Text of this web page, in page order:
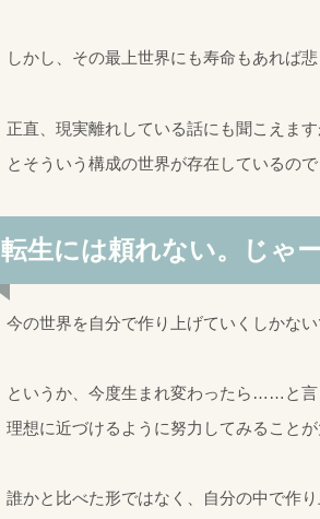
しかし、その最上世界にも寿命もあれば悲
正直、現実離れしている話にも聞こえま
とそういう構成の世界が存在しているので
転生には頼れない。じゃ
今の世界を自分で作り上げていくしかない
というか、今度生まれ変わったら……と言
理想に近づけるように努力してみること
誰かと比べた形ではなく、自分の中で作